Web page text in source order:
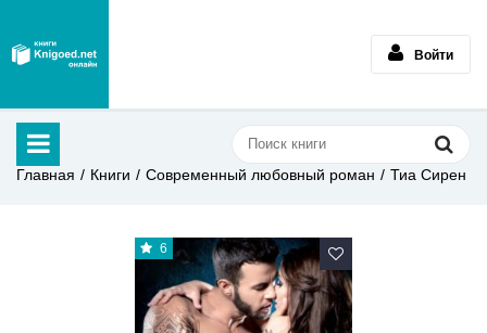
Войти
Главная Книги Современный любовный роман Тиа Сирен
6